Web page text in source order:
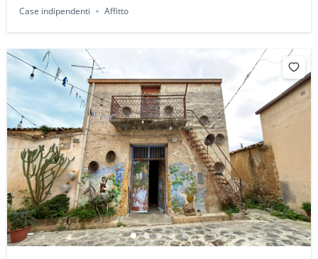
Case indipendenti
Affitto